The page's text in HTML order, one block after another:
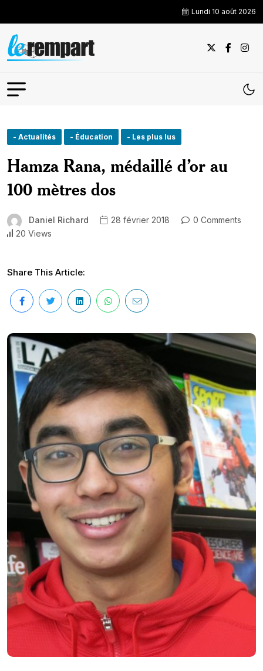
Lundi 10 août 2026
- Actualités - Éducation - Les plus lus
Hamza Rana, médaillé d’or au
100 mètres dos
Daniel Richard 28 février 2018
0 Comments
20 Views
Share This Article: